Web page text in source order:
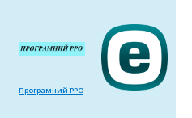
Програмний РРО